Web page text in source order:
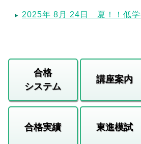
2025年 8月 24日 夏！！低学
合格
システム
講座案内
合格実績 東進模試